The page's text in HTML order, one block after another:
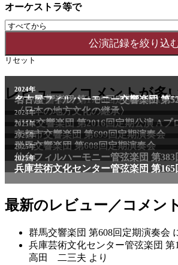
オーケストラ等で
リセット
レビュー／コメントが多
2011年
NHK交響楽団 第1706回定期公演Aプ
2024年
名古屋フィルハーモニー交響楽団 第
〈日本の地方文化の継承〉
2024年
NHK交響楽団 第2016回定期公演 Aプ
2025年
京都市交響楽団 第699回定期演奏会
2025年
群馬交響楽団 第608回定期演奏会
2025年
仙台フィルハーモニー管弦楽団 第
2025年
兵庫芸術文化センター管弦楽団 第
最新のレビュー／コメン
群馬交響楽団 第608回定期演奏会
兵庫芸術文化センター管弦楽団 第
高田 二三夫 より